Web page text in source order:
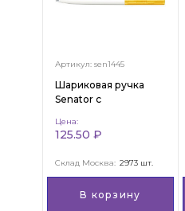
Артикул: sen1445
Шариковая ручка
Senator с
механизмом
"Headliner Clear"
Цена:
125.50 ₽
Склад Москва: 2973 шт.
В корзину